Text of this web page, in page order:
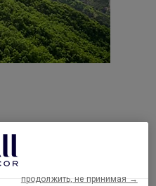
продолжить, не принимая →